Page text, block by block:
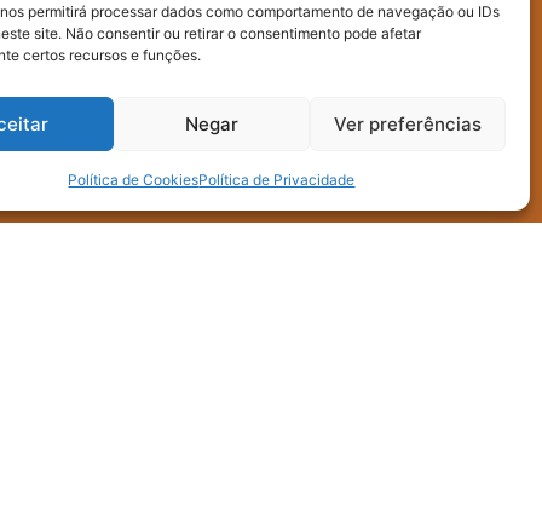
permitirá processar dados como comportamento de navegação ou IDs
site. Não consentir ou retirar o consentimento pode afetar
certos recursos e funções.
Negar Ver preferências
Política de CookiesPolítica de Privacidade